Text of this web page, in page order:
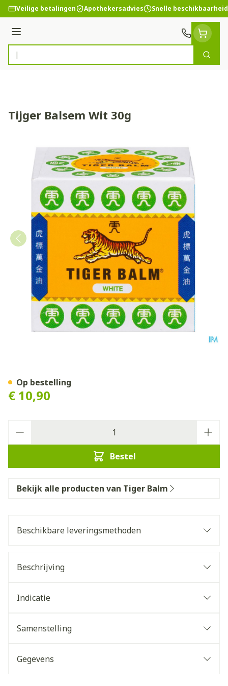
Ga naar de inhoud
Veilige betalingen Apothekersadvies Snelle beschikbaarheid
Menu
Product, merk, categorie...
Zoek
Tijger Balsem Wit 30g
€ 10,90
Bestel
Op bestelling
Bekijk alle producten van Tiger Balm
Beschikbare leveringsmethoden
Beschrijving
Indicatie
Samenstelling
Gegevens